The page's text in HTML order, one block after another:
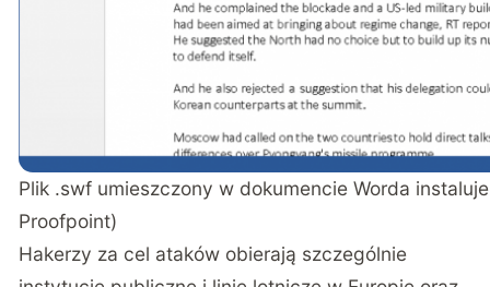
Plik .swf umieszczony w dokumencie Worda
Proofpoint)
Hakerzy za cel ataków obierają szczególnie